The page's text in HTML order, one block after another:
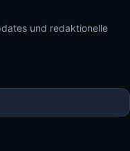
und redaktionelle